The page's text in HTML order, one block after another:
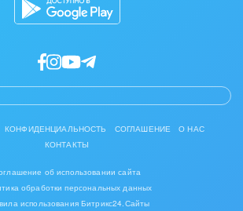
КОНФИДЕНЦИАЛЬНОСТЬ СОГЛАШЕНИЕ
О НАС
КОНТАКТЫ
об использовании сайта
обработки персональных данных
использования Битрикс24.Сайты